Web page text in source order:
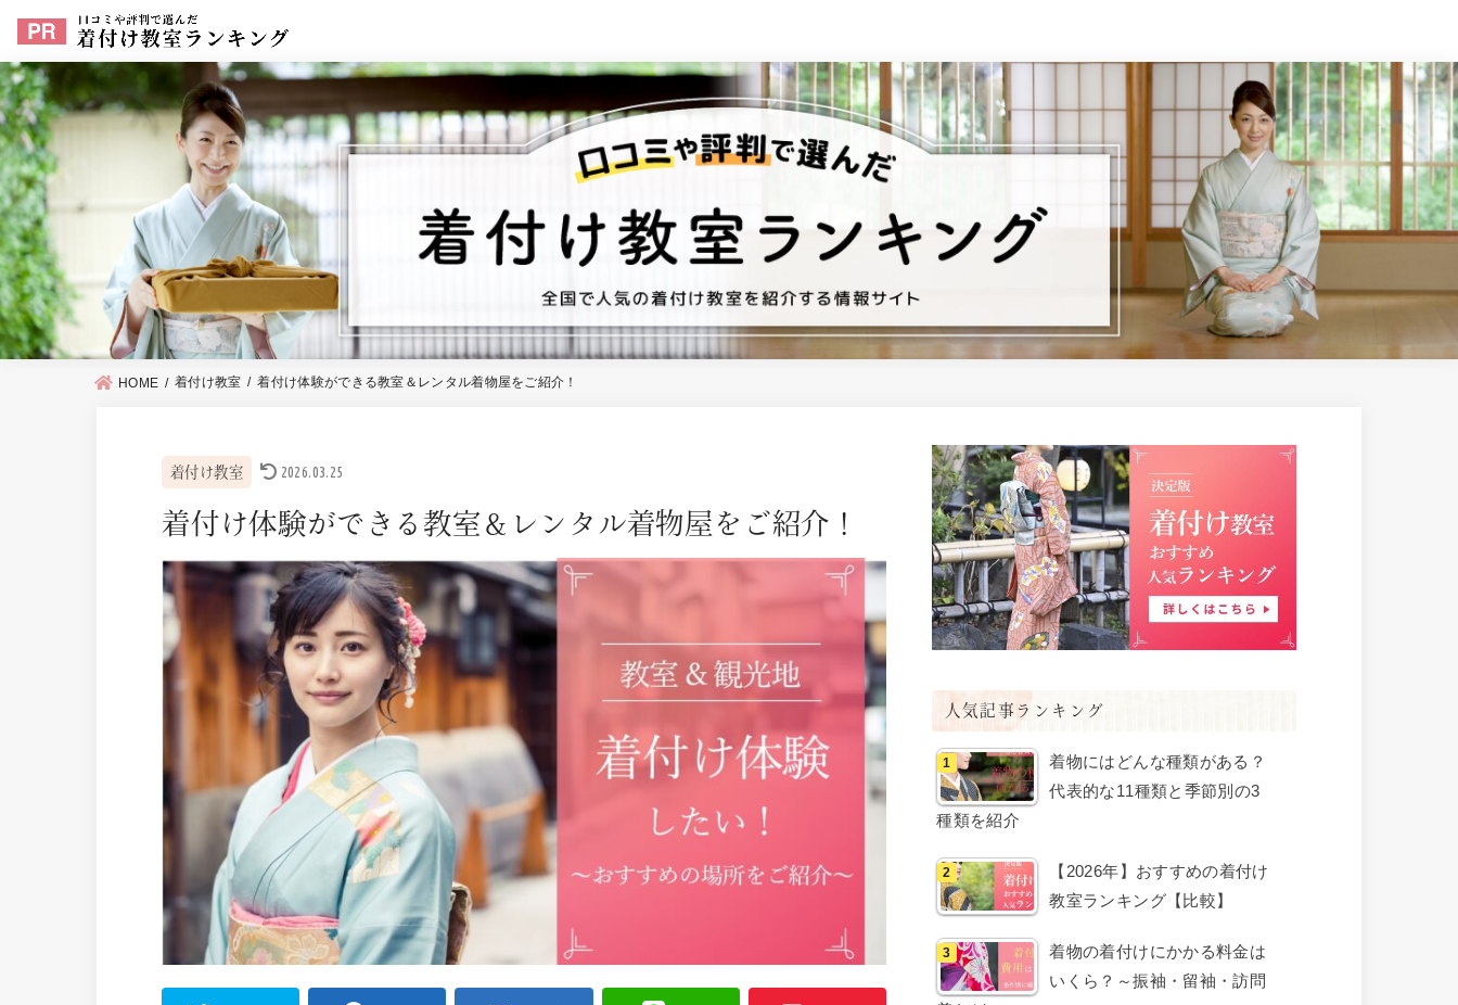
HOME 着付け教室 着付け体験ができる教室＆レンタル着物屋をご紹介！
着付け教室 2026.03.25
着付け体験ができる教室＆レンタル着物屋をご紹介！
人気記事ランキング
着物にはどんな種類がある？
代表的な11種類と季節別の3
種類を紹介
【2026年】おすすめの着付け
教室ランキング【比較】
着物の着付けにかかる料金は
いくら？～振袖・留袖・訪問